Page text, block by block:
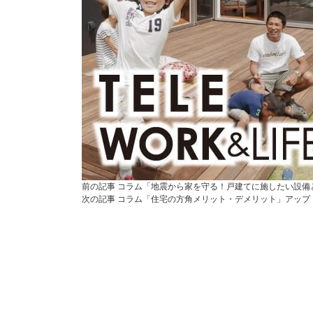
前の記事 コラム「地震から家を守る！戸建てに施したい設備
次の記事 コラム「住宅の方角メリット・デメリット」アップ